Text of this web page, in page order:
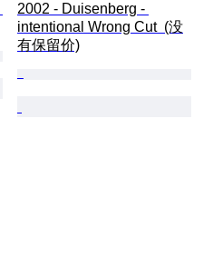
2002 - Duisenberg -
intentional Wrong Cut  (没
有保留价)